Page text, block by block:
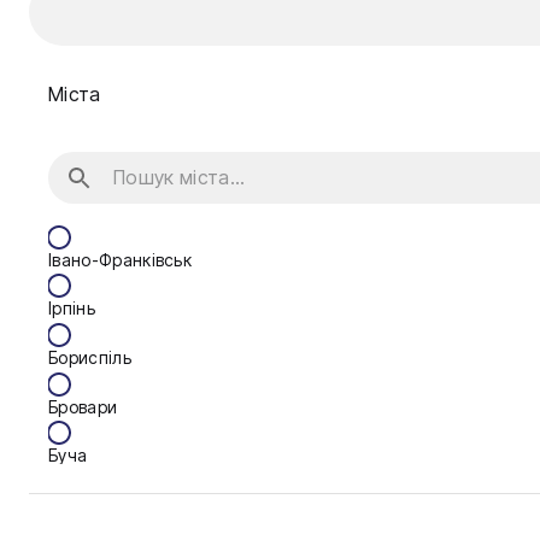
Міста
Івано-Франківськ
Ірпінь
Бориспіль
Бровари
Буча